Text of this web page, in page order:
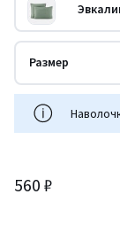
Размер
560 ₽